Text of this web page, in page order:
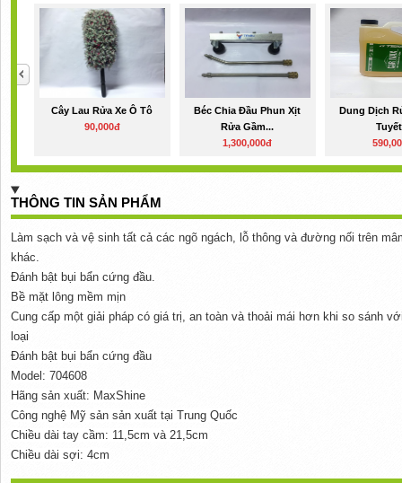
Cây Lau Rửa Xe Ô Tô
90,000đ
Béc Chia Đầu Phun Xịt
Rửa Gầm...
1,300,000đ
Dung Dịch
THÔNG TIN SẢN PHẨM
Làm sạch và vệ sinh tất cả các ngõ ngách, lỗ thông và đường nối trên
khác.
Đánh bật bụi bẩn cứng đầu.
Bề mặt lông mềm mịn
Cung cấp một giải pháp có giá trị, an toàn và thoải mái hơn khi so sánh
loại
Đánh bật bụi bẩn cứng đầu
Model: 704608
Hãng sản xuất: MaxShine
Công nghệ Mỹ sản sản xuất tại Trung Quốc
Chiều dài tay cầm: 11,5cm và 21,5cm
Chiều dài sợi: 4cm